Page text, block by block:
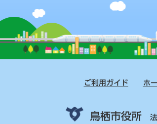
ご利用ガイド ホ
鳥栖市役所